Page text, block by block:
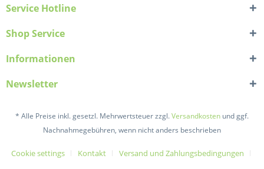
Service Hotline
Shop Service
Informationen
Newsletter
* Alle Preise inkl. gesetzl. Mehrwertsteuer zzgl.Versandkosten und ggf.
Nachnahmegebühren, wenn nicht anders beschrieben
Cookie settings Kontakt
Versand und Zahlungsbedingungen